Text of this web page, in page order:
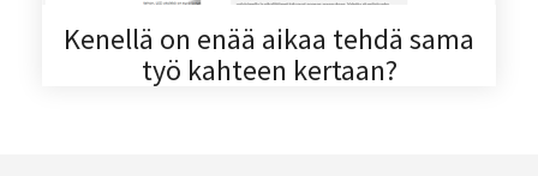
Kenellä on enää aikaa tehdä sama
työ kahteen kertaan?